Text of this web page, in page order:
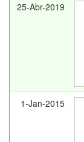
25-Abr-2019
1-Jan-2015